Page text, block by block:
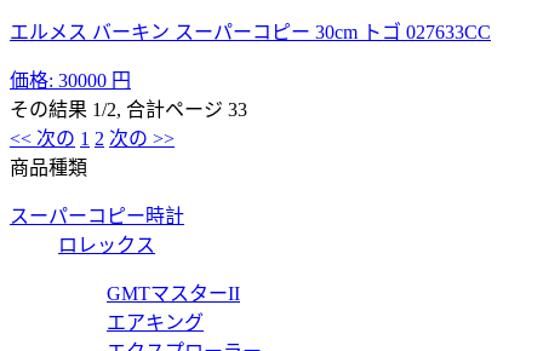
エルメス バーキン スーパーコピー 30cm トゴ 027633CC
価格: 30000 円
その結果 1/2, 合計ページ 33
<< 次の 1 2 次の >>
商品種類
スーパーコピー時計
ロレックス
GMTマスターII
エアキング